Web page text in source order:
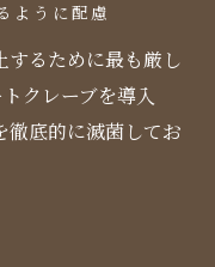
ように配慮
するために最も厳し
クレーブを導入
徹底的に滅菌してお